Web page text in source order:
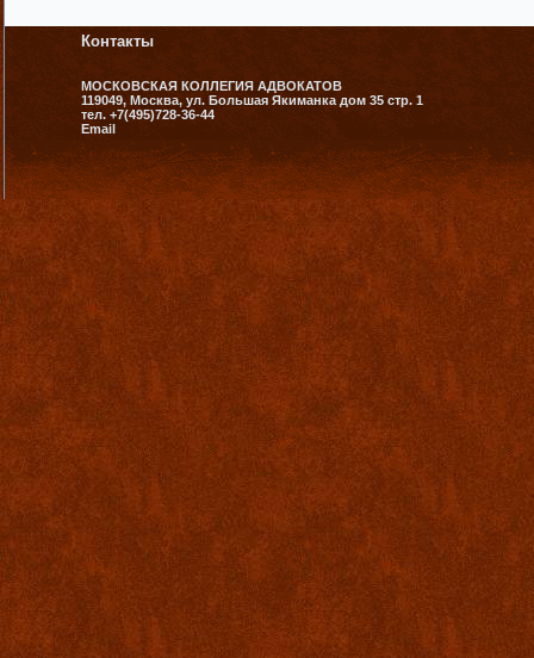
Контакты
МОСКОВСКАЯ КОЛЛЕГИЯ АДВОКАТОВ
119049, Москва, ул. Большая Якиманка дом 35 стр. 1
тел. +7(495)728-36-44
Email